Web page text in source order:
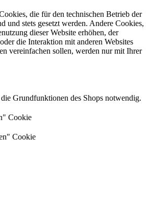
die für den technischen Betrieb der
und stets gesetzt werden. Andere Cookies,
dieser Website erhöhen, der
die Interaktion mit anderen Websites
vereinfachen sollen, werden nur mit Ihrer
Grundfunktionen des Shops notwendig.
Cookie
Cookie